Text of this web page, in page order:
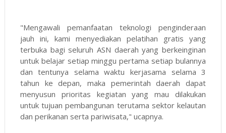
"Mengawali pemanfaatan teknologi penginderaan
jauh ini, kami menyediakan pelatihan gratis yang
terbuka bagi seluruh ASN daerah yang berkeinginan
untuk belajar setiap minggu pertama setiap bulannya
dan tentunya selama waktu kerjasama selama 3
tahun ke depan, maka pemerintah daerah dapat
menyusun prioritas kegiatan yang mau dilakukan
untuk tujuan pembangunan terutama sektor kelautan
dan perikanan serta pariwisata," ucapnya.